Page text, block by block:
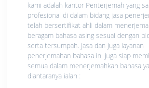
kami adalah kantor Penterjemah yang
profesional di dalam bidang jasa
telah bersertifikat ahli dalam
beragam bahasa asing sesuai dengan
serta tersumpah. Jasa dan juga layanan
penerjemahan bahasa ini juga siap
semua dalam menerjemahkan bahasa
diantaranya ialah :